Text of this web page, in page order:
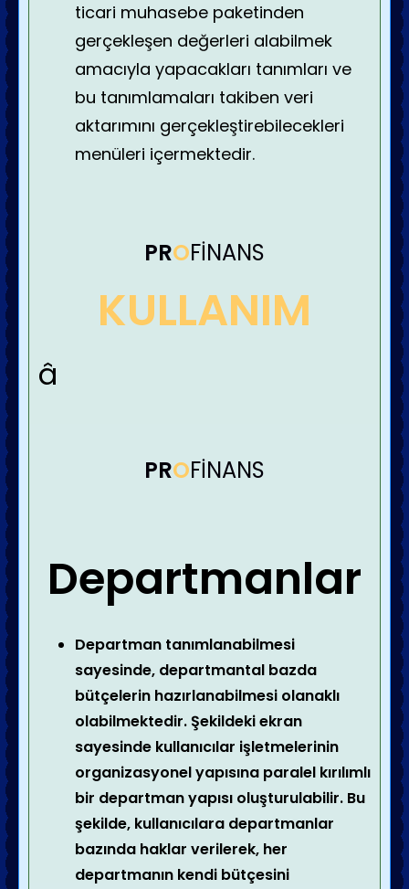
ticari muhasebe paketinden
gerçekleşen değerleri alabilmek
amacıyla yapacakları tanımları ve
bu tanımlamaları takiben veri
aktarımını gerçekleştirebilecekleri
menüleri içermektedir.
PROFİNANS
KULLANIM
â
PROFİNANS
Departmanlar
Departman tanımlanabilmesi
sayesinde, departmantal bazda
bütçelerin hazırlanabilmesi olanaklı
olabilmektedir. Şekildeki ekran
sayesinde kullanıcılar işletmelerinin
organizasyonel yapısına paralel kırılımlı
bir departman yapısı oluşturulabilir. Bu
şekilde, kullanıcılara departmanlar
bazında haklar verilerek, her
departmanın kendi bütçesini